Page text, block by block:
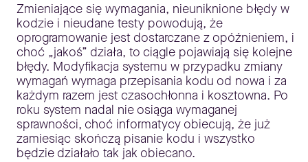
Zmieniające się wymagania, nieuniknione błędy w
kodzie i nieudane testy powodują, że
oprogramowanie jest dostarczane z opóźnieniem, i
choć „jakoś” działa, to ciągle pojawiają się kolejne
błędy. Modyfikacja systemu w przypadku zmiany
wymagań wymaga przepisania kodu od nowa i za
każdym razem jest czasochłonna i kosztowna. Po
roku system nadal nie osiąga wymaganej
sprawności, choć informatycy obiecują, że już
zamiesiąc skończą pisanie kodu i wszystko
będzie działało tak jak obiecano.